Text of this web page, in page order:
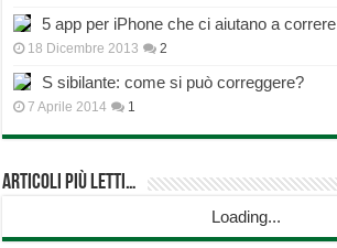
5 app per iPhone che ci aiutano a correre
18 Dicembre 2013 2
S sibilante: come si può correggere?
7 Aprile 2014 1
Articoli più Letti…
Loading...